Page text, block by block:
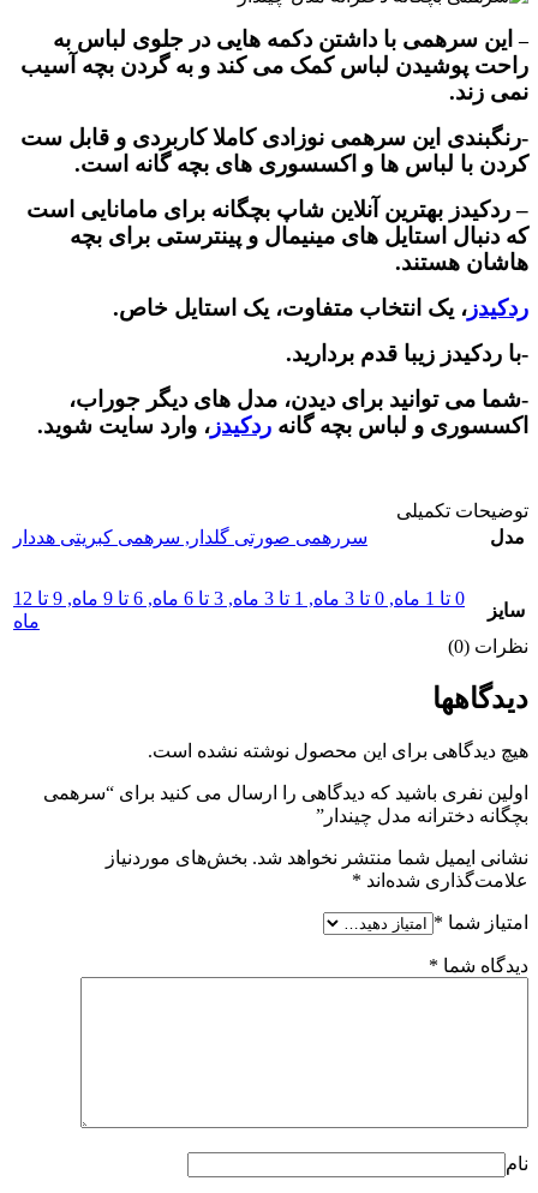
–این سرهمی با داشتن دکمه هایی در جلوی لباس به
راحت پوشیدن لباس کمک می کند و به گردن بچه آسیب
نمی زند.
-رنگبندی این سرهمی نوزادی کاملا کاربردی و قابل ست
کردن با لباس ها و اکسسوری های بچه گانه است.
– ردکیدز بهترین آنلاین شاپ بچگانه برای مامانایی است
که دنبال استایل های مینیمال و پینترستی برای بچه
هاشان هستند.
ردکیدز ، یک انتخاب متفاوت، یک استایل خاص.
-با ردکیدز زیبا قدم بردارید.
-شما می توانید برای دیدن، مدل های دیگر جوراب،
اکسسوری و لباس بچه گانه ردکیدز ، وارد سایت شوید.
توضیحات تکمیلی
مدل
سررهمی صورتی گلدار , سرهمی کبریتی هددار
سایز
0 تا 1 ماه , 0 تا 3 ماه , 1 تا 3 ماه , 3 تا 6 ماه , 6 تا 9 ماه ,
9 تا 12
ماه
نظرات (0)
دیدگاهها
هیچ دیدگاهی برای این محصول نوشته نشده است.
اولین نفری باشید که دیدگاهی را ارسال می کنید برای “سرهمی
بچگانه دخترانه مدل چیندار”
نشانی ایمیل شما منتشر نخواهد شد. بخش‌های موردنیاز
علامت‌گذاری شده‌اند *
امتیاز شما *
دیدگاه شما *
نام